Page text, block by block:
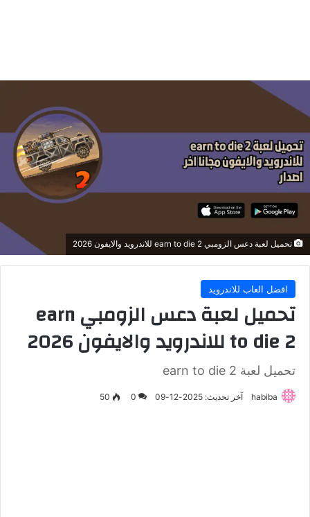
تحميل لعبة دعس الزومبي earn to die 2 للاندرويد والايفون 2026
افضل العاب للاندرويد
تحميل لعبة دعس الزومبي earn
to die 2 للاندرويد والايفون 2026
تحميل لعبة earn to die 2
habiba آخر تحديث: 2025-12-09 0
50